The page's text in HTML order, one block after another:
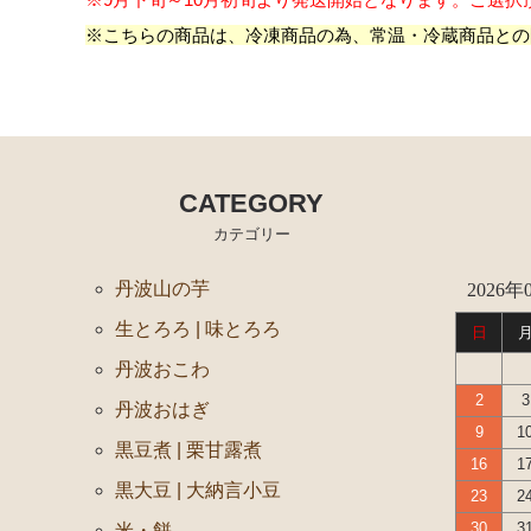
※こちらの商品は、冷凍商品の為、常温・冷蔵商品と
CATEGORY
カテゴリー
丹波山の芋
生とろろ | 味とろろ
丹波おこわ
丹波おはぎ
黒豆煮 | 栗甘露煮
黒大豆 | 大納言小豆
2026年
日 月
2
3
9
16
23